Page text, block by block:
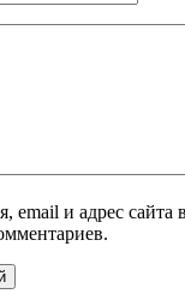
email и адрес сайта